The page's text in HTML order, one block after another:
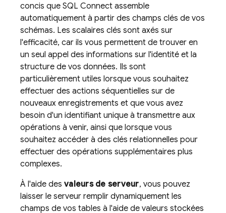
concis que SQL Connect assemble
automatiquement à partir des champs clés de vos
schémas. Les scalaires clés sont axés sur
l'efficacité, car ils vous permettent de trouver en
un seul appel des informations sur l'identité et la
structure de vos données. Ils sont
particulièrement utiles lorsque vous souhaitez
effectuer des actions séquentielles sur de
nouveaux enregistrements et que vous avez
besoin d'un identifiant unique à transmettre aux
opérations à venir, ainsi que lorsque vous
souhaitez accéder à des clés relationnelles pour
effectuer des opérations supplémentaires plus
complexes.
À l'aide des valeurs de serveur, vous pouvez
laisser le serveur remplir dynamiquement les
champs de vos tables à l'aide de valeurs stockées